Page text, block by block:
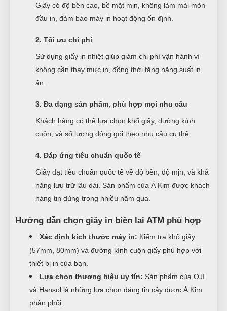
Giấy có độ bền cao, bề mặt mịn, không làm mài mòn
đầu in, đảm bảo máy in hoạt động ổn định.
2. Tối ưu chi phí
Sử dụng giấy in nhiệt giúp giảm chi phí vận hành vì
không cần thay mực in, đồng thời tăng năng suất in
ấn.
3. Đa dạng sản phẩm, phù hợp mọi nhu cầu
Khách hàng có thể lựa chọn khổ giấy, đường kính
cuộn, và số lượng đóng gói theo nhu cầu cụ thể.
4. Đáp ứng tiêu chuẩn quốc tế
Giấy đạt tiêu chuẩn quốc tế về độ bền, độ mịn, và khả
năng lưu trữ lâu dài. Sản phẩm của Á Kim được khách
hàng tin dùng trong nhiều năm qua.
Hướng dẫn chọn giấy in biên lai ATM phù hợp
Xác định kích thước máy in: Kiểm tra khổ giấy
(57mm, 80mm) và đường kính cuộn giấy phù hợp với
thiết bị in của bạn.
Lựa chọn thương hiệu uy tín: Sản phẩm của OJI
và Hansol là những lựa chọn đáng tin cậy được Á Kim
phân phối.